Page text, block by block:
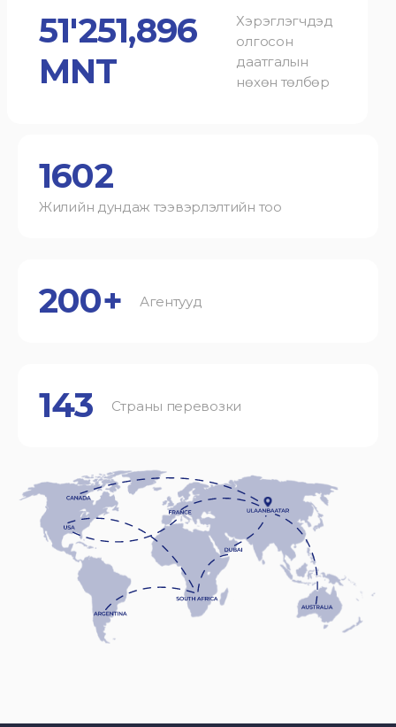
51'251,896
MNT
Хэрэглэгчдэд
олгосон
даатгалын
нөхөн төлбөр
1602
Жилийн дундаж тээвэрлэлтийн тоо
200+ Агентууд
143 Страны перевозки